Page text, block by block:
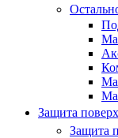
Защита
Защита